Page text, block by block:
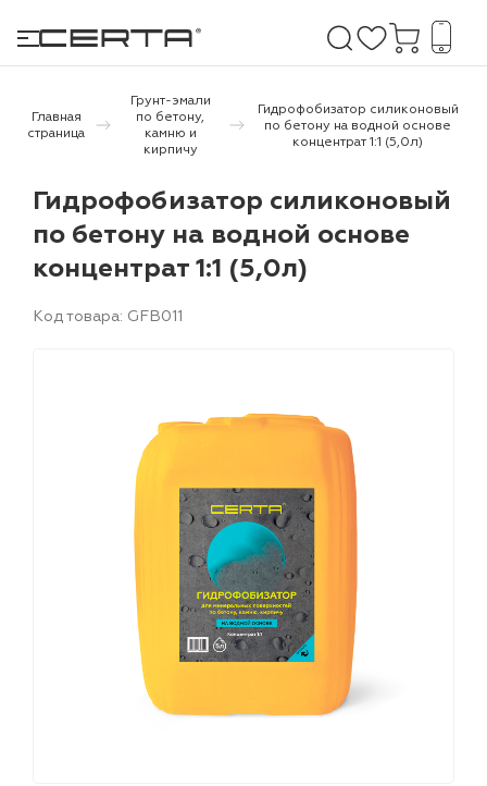
и дачи
бетону,
и эмали
Главная
страница
Грунт-эмали
по бетону,
камню и
кирпичу
Гидрофобизатор силиконовый
по бетону на водной основе
концентрат 1:1 (5,0л)
Гидрофобизатор силиконовый
по бетону на водной основе
концентрат 1:1 (5,0л)
Код товара: GFB011